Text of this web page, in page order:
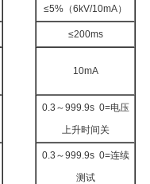
≤5%（6kV/10mA）
≤200ms
10mA
0.3～999.9s 0=电压
上升时间关
0.3～999.9s 0=连续
测试